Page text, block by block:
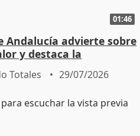
01:46
Andalucía advierte sobre
y destaca la
de la prevención
Totales 29/07/2026